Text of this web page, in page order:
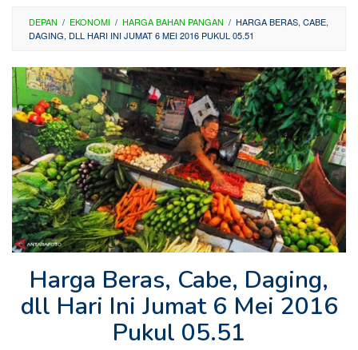
DEPAN / EKONOMI / HARGA BAHAN PANGAN / HARGA BERAS, CABE,
DAGING, DLL HARI INI JUMAT 6 MEI 2016 PUKUL 05.51
Harga Beras, Cabe, Daging,
dll Hari Ini Jumat 6 Mei 2016
Pukul 05.51